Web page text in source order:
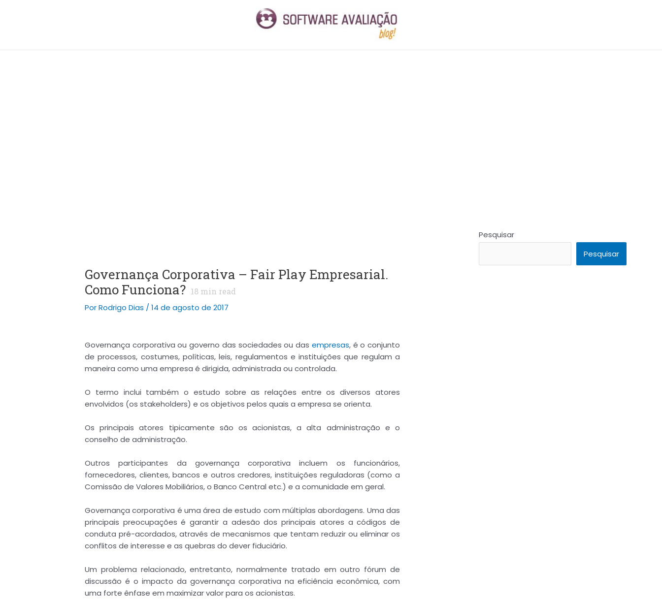
Governança Corporativa – Fair Play Empresarial.
Como Funciona? 18 min read
PorRodrigo Dias /14 de agosto de 2017
Governança corporativa ou governo das sociedades ou das empresas, é o conjunto
de processos, costumes, políticas, leis, regulamentos e instituições que regulam a
maneira como uma empresa é dirigida, administrada ou controlada.
O termo inclui também o estudo sobre as relações entre os diversos atores
envolvidos (os stakeholders) e os objetivos pelos quais a empresa se orienta.
Os principais atores tipicamente são os acionistas, a alta administração e o
conselho de administração.
Outros participantes da governança corporativa incluem os funcionários,
fornecedores, clientes, bancos e outros credores, instituições reguladoras (como a
Comissão de Valores Mobiliários, o Banco Central etc.) e a comunidade em geral.
Governança corporativa é uma área de estudo com múltiplas abordagens. Uma das
principais preocupações é garantir a adesão dos principais atores a códigos de
conduta pré-acordados, através de mecanismos que tentam reduzir ou eliminar os
conflitos de interesse e as quebras do dever fiduciário.
Um problema relacionado, entretanto, normalmente tratado em outro fórum de
discussão é o impacto da governança corporativa na eficiência econômica, com
uma forte ênfase em maximizar valor para os acionistas.
Pesquisar
Pesquisar